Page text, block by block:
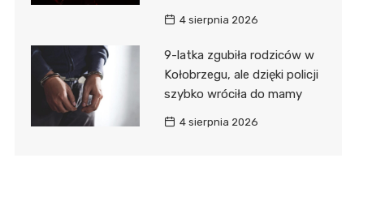
4 sierpnia 2026
9-latka zgubiła rodziców w
Kołobrzegu, ale dzięki policji
szybko wróciła do mamy
4 sierpnia 2026